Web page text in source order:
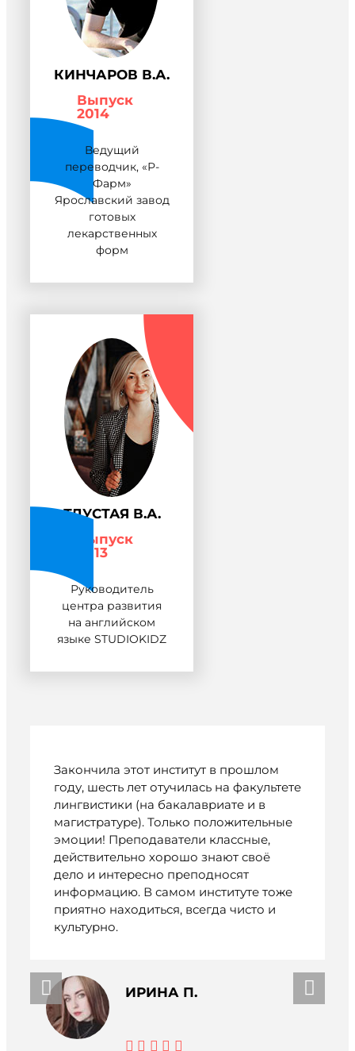
КИНЧАРОВ В.А.
Выпуск
2014
Ведущий
переводчик, «Р-
Фарм»
Ярославский завод
готовых
лекарственных
форм
ТЛУСТАЯ В.А.
Выпуск
2013
Руководитель
центра развития
на английском
языке STUDIOKIDZ
Закончила этот институт в прошлом
году, шесть лет отучилась на факультете
лингвистики (на бакалавриате и в
магистратуре). Только положительные
эмоции! Преподаватели классные,
действительно хорошо знают своё
дело и интересно преподносят
информацию. В самом институте тоже
приятно находиться, всегда чисто и
культурно.
ИРИНА П.